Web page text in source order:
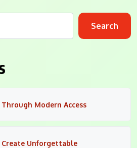
Search
Modern Access
Create Unforgettable